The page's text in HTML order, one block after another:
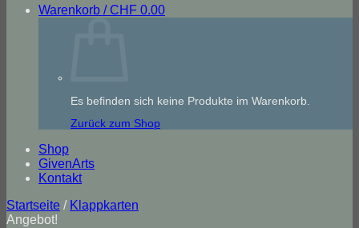
Warenkorb / CHF 0.00
Es befinden sich keine Produkte im Warenkorb.
Zurück zum Shop
Shop
GivenArts
Kontakt
Startseite / Klappkarten
Angebot!